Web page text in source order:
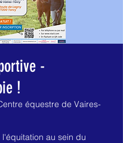
-
!
équestre de Vaires-
au sein du